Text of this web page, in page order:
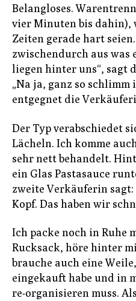
Belangloses.
vier Minuten bis dahin),
Zeiten gerade hart
zwischendurch aus was
liegen hinter uns“, sagt
„Na ja, ganz so schlimm
entgegnet die
Der Typ verabschiedet
Lächeln. Ich komme
sehr nett behandelt.
ein Glas Pastasauce
zweite Verkäuferin sagt:
Kopf. Das haben wir
Ich packe noch in Ruhe
Rucksack, höre hinter
brauche auch eine
eingekauft habe und in
re-organisieren muss.